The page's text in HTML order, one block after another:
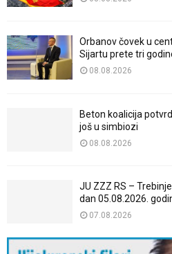
Orbanov čovek u
Sijartu prete tri
08.08.2026
Beton koalicija
još u simbiozi
08.08.2026
JU ZZZ RS –
dan 05.08.2026.
07.08.2026